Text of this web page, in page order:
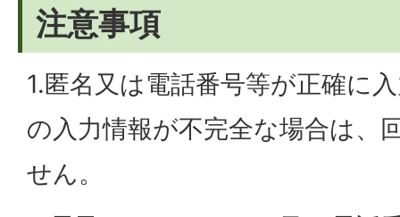
注意事項
1.匿名又は電話番号等が正確に
の入力情報が不完全な場合は、
せん。